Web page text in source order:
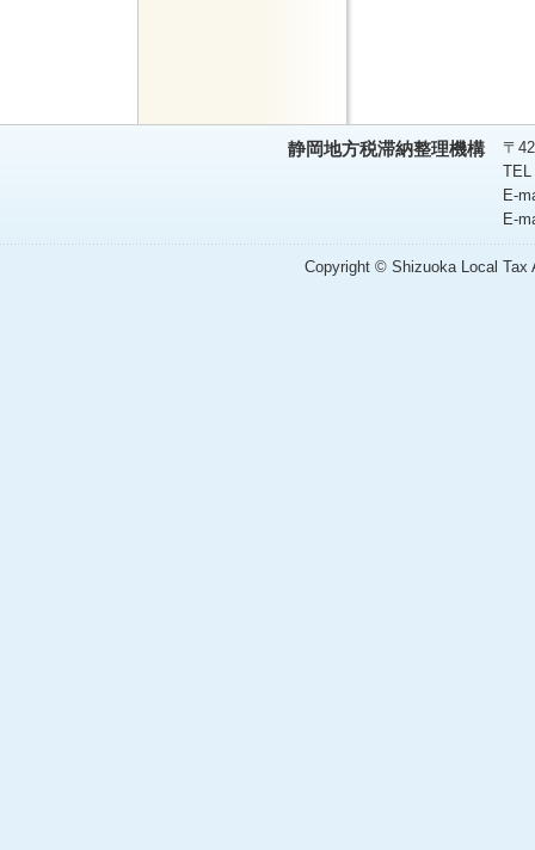
静岡地方税滞納整理機構
〒
TEL
E-
E-
Copyright © Shizuoka Local Tax